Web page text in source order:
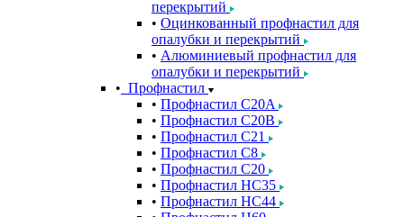
перекрытий
Оцинкованный профнастил для
опалубки и перекрытий
Алюминиевый профнастил для
опалубки и перекрытий
Профнастил
Профнастил С20A
Профнастил С20B
Профнастил С21
Профнастил С8
Профнастил С20
Профнастил НС35
Профнастил НС44